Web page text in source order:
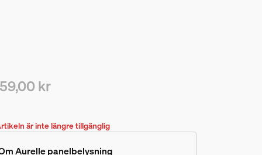
kr
är inte längre tillgänglig
Aurelle panelbelysning